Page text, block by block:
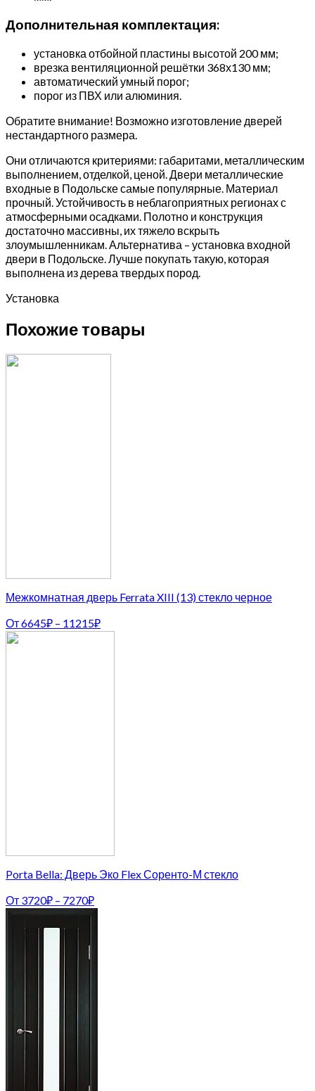
Дополнительная комплектация:
установка отбойной пластины высотой 200 мм;
врезка вентиляционной решётки 368х130 мм;
автоматический умный порог;
порог из ПВХ или алюминия.
Обратите внимание! Возможно изготовление дверей
нестандартного размера.
Они отличаются критериями: габаритами, металлическим
выполнением, отделкой, ценой. Двери металлические
входные в Подольске самые популярные. Материал
прочный. Устойчивость в неблагоприятных регионах с
атмосферными осадками. Полотно и конструкция
достаточно массивны, их тяжело вскрыть
злоумышленникам. Альтернатива – установка входной
двери в Подольске. Лучше покупать такую, которая
выполнена из дерева твердых пород.
Установка
Похожие товары
Межкомнатная дверь Ferrata XIII (13) стекло черное
От6645₽ – 11215₽
Porta Bella: Дверь Эко Flex Соренто-М стекло
От 3720₽ – 7270₽